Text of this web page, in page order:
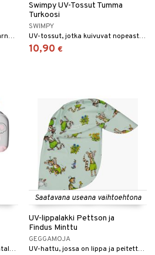
Ihana ja värikäs UV-asu Babblarna-hahmoilla.
Swimpy UV-Tossut Tumma
Turkoosi
SWIMPY
UV-tossut, jotka kuivuvat nopeasti ja tarjoavat 100 % UV-suojan.
10,90 €
Vetokärry täynnä hauskoja rantaleluja!
Saatavana useana vaihtoehtona
UV-lippalakki Pettson ja
Findus Minttu
GEGGAMOJA
UV-hattu, jossa on lippa ja peitetty niska.